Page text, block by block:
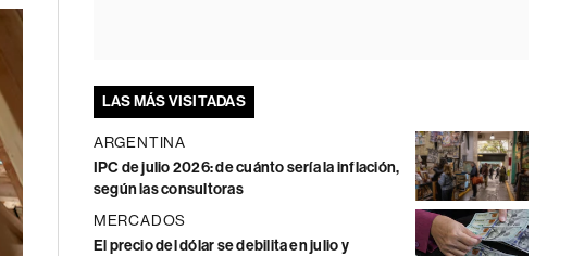
LAS MÁS VISITADAS
ARGENTINA
IPC de julio 2026: de cuánto sería la inflación,
según las consultoras
MERCADOS
El precio del dólar se debilita en julio y